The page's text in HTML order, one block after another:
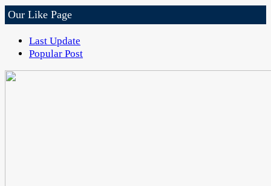
Our Like Page
Last Update
Popular Post